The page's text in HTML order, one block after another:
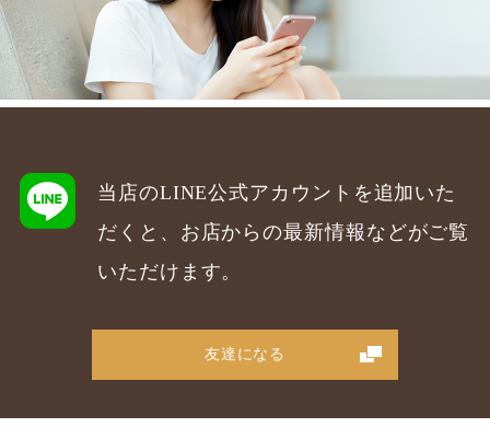
当店のLINE公式アカウントを追加いた
だくと、お店からの最新情報などがご覧
いただけます。
友達になる